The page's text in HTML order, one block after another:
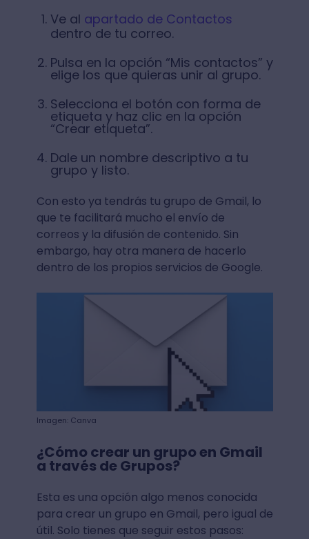
Ve al apartado de Contactos
dentro de tu correo.
Pulsa en la opción “Mis contactos” y
elige los que quieras unir al grupo.
Selecciona el botón con forma de
etiqueta y haz clic en la opción
“Crear etiqueta”.
Dale un nombre descriptivo a tu
grupo y listo.
Con esto ya tendrás tu grupo de Gmail, lo
que te facilitará mucho el envío de
correos y la difusión de contenido. Sin
embargo, hay otra manera de hacerlo
dentro de los propios servicios de Google.
Imagen: Canva
¿Cómo crear un grupo en Gmail
a través de Grupos?
Esta es una opción algo menos conocida
para crear un grupo en Gmail, pero igual de
útil. Solo tienes que seguir estos pasos: